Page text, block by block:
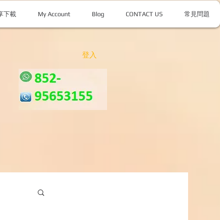
下載 My Account Blog CONTACT US 常見問題
登入